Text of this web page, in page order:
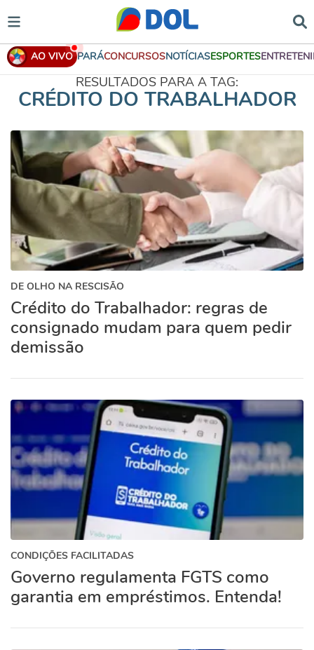
AO VIVO PARÁCONCURSOSNOTÍCIASESPORTES
RESULTADOS PARA A TAG:
CRÉDITO DO TRABALHADOR
DE OLHO NA RESCISÃO
Crédito do Trabalhador: regras de
consignado mudam para quem pedir
demissão
CONDIÇÕES FACILITADAS
Governo regulamenta FGTS como
garantia em empréstimos. Entenda!